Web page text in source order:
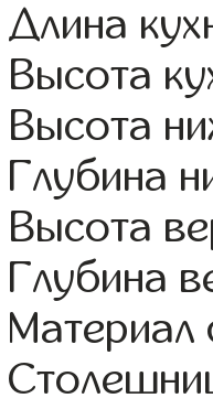
Длина
Высота
Высота
Глубина
Высота
Глубина
Материал